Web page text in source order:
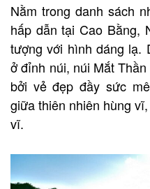
Nằm trong danh sách
hấp dẫn tại Cao Bằng,
tượng với hình dáng lạ.
ở đỉnh núi, núi Mắt
bởi vẻ đẹp đầy sức
giữa thiên nhiên hùng
vĩ.